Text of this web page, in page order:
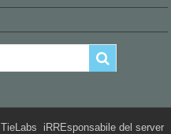
TieLabs iRREsponsabile del server